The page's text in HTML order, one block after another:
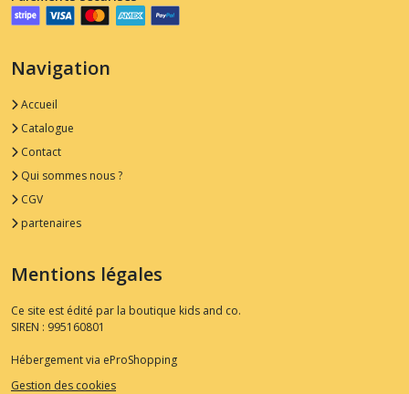
Navigation
Accueil
Catalogue
Contact
Qui sommes nous ?
CGV
partenaires
Mentions légales
Ce site est édité par la boutique kids and co.
SIREN : 995160801
Hébergement via eProShopping
Gestion des cookies